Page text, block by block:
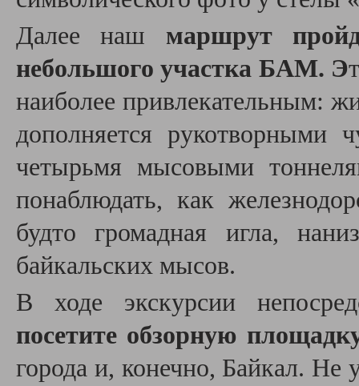
Далее наш маршрут
небольшого участка БАМ. Э
наиболее привлекательным:
дополняется рукотворными
четырьмя мысовыми
понаблюдать, как
будто громадная игла,
байкальских мысов.
В ходе экскурсии
посетите обзорную
города и, конечно, Байкал. Не